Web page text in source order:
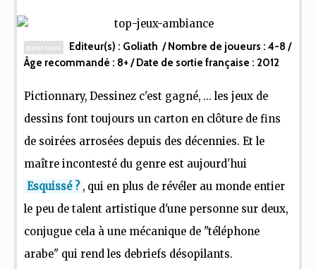
pour tous Editeur(s) : Goliath / Nombre de joueurs : 4-8 /
Âge recommandé : 8+ / Date de sortie française : 2012
Pictionnary, Dessinez c'est gagné, ... les jeux de
dessins font toujours un carton en clôture de fins
de soirées arrosées depuis des décennies. Et le
maître incontesté du genre est aujourd'hui
Esquissé ? , qui en plus de révéler au monde entier
le peu de talent artistique d'une personne sur deux,
conjugue cela à une mécanique de "téléphone
arabe" qui rend les debriefs désopilants.